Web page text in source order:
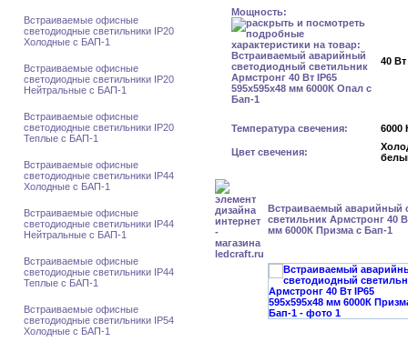
Встраиваемые офисные
светодиодные светильники IP20
Холодные с БАП-1
Встраиваемые офисные
светодиодные светильники IP20
Нейтральные с БАП-1
Встраиваемые офисные
светодиодные светильники IP20
Теплые с БАП-1
Встраиваемые офисные
светодиодные светильники IP44
Холодные с БАП-1
Встраиваемые офисные
светодиодные светильники IP44
Нейтральные с БАП-1
Встраиваемые офисные
светодиодные светильники IP44
Теплые с БАП-1
Встраиваемые офисные
светодиодные светильники IP54
Холодные с БАП-1
Мощность:
40 Вт
Температура свечения: 6000
Цвет свечения:
Встраиваемый аварийный
светильник Армстронг 40
мм 6000К Призма с Бап-1